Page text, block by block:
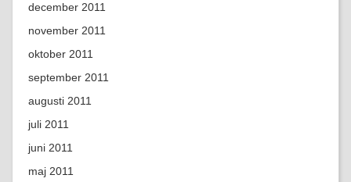
december 2011
november 2011
oktober 2011
september 2011
augusti 2011
juli 2011
juni 2011
maj 2011